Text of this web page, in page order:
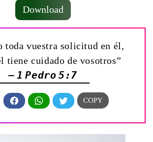
Download
toda vuestra solicitud en él,
tiene cuidado de vosotros”
— 1 Pedro 5:7